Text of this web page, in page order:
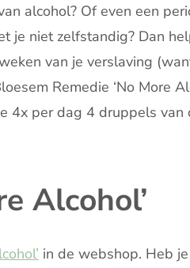
alcohol? Of even een
je niet zelfstandig? Dan
van je verslaving
Remedie ‘No More
4x per dag 4 druppels van
Alcohol’
in de webshop. Heb